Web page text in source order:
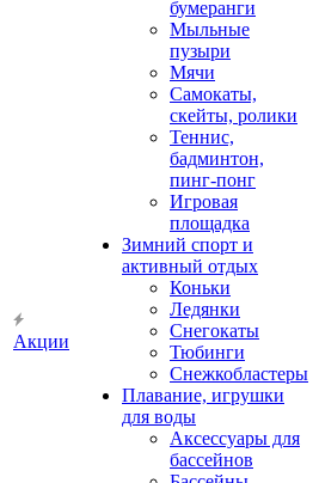
Акции
бумеранги
Мыльные
пузыри
Мячи
Самокаты,
скейты, ролики
Теннис,
бадминтон,
пинг-понг
Игровая
площадка
Зимний спорт и
активный отдых
Коньки
Ледянки
Снегокаты
Тюбинги
Снежкобластеры
Плавание, игрушки
для воды
Аксессуары для
бассейнов